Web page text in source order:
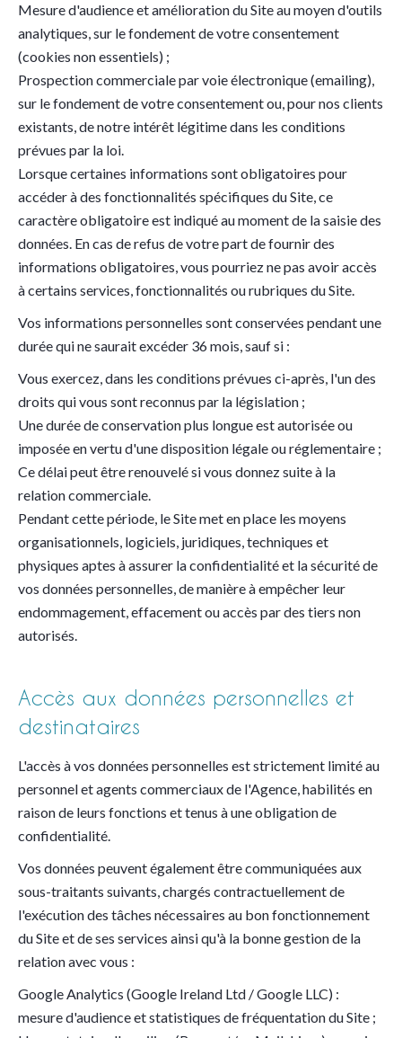
Mesure d'audience et amélioration du Site au moyen d'outils
analytiques, sur le fondement de votre consentement
(cookies non essentiels) ;
Prospection commerciale par voie électronique (emailing),
sur le fondement de votre consentement ou, pour nos clients
existants, de notre intérêt légitime dans les conditions
prévues par la loi.
Lorsque certaines informations sont obligatoires pour
accéder à des fonctionnalités spécifiques du Site, ce
caractère obligatoire est indiqué au moment de la saisie des
données. En cas de refus de votre part de fournir des
informations obligatoires, vous pourriez ne pas avoir accès
à certains services, fonctionnalités ou rubriques du Site.
Vos informations personnelles sont conservées pendant une
durée qui ne saurait excéder 36 mois, sauf si :
Vous exercez, dans les conditions prévues ci-après, l'un des
droits qui vous sont reconnus par la législation ;
Une durée de conservation plus longue est autorisée ou
imposée en vertu d'une disposition légale ou réglementaire ;
Ce délai peut être renouvelé si vous donnez suite à la
relation commerciale.
Pendant cette période, le Site met en place les moyens
organisationnels, logiciels, juridiques, techniques et
physiques aptes à assurer la confidentialité et la sécurité de
vos données personnelles, de manière à empêcher leur
endommagement, effacement ou accès par des tiers non
autorisés.
Accès aux données personnelles et
destinataires
L'accès à vos données personnelles est strictement limité au
personnel et agents commerciaux de l'Agence, habilités en
raison de leurs fonctions et tenus à une obligation de
confidentialité.
Vos données peuvent également être communiquées aux
sous-traitants suivants, chargés contractuellement de
l'exécution des tâches nécessaires au bon fonctionnement
du Site et de ses services ainsi qu'à la bonne gestion de la
relation avec vous :
Google Analytics (Google Ireland Ltd / Google LLC) :
mesure d'audience et statistiques de fréquentation du Site ;